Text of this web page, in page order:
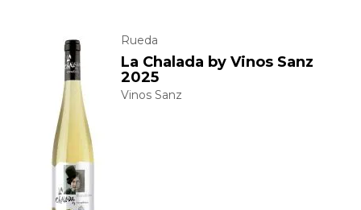
Rueda
La Chalada by Vinos Sanz
2025
Vinos Sanz